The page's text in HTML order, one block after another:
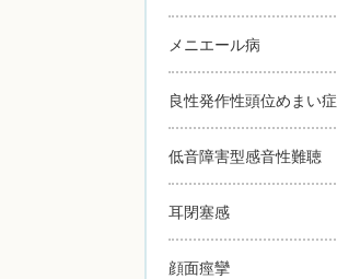
メニエール病
良性発作性頭位めまい症
低音障害型感音性難聴
耳閉塞感
顔面痙攣